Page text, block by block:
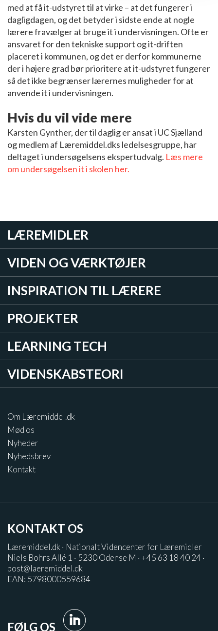
med at få it-udstyret til at virke – at det fungerer i
dagligdagen, og det betyder i sidste ende at nogle
lærere fravælger at bruge it i undervisningen. Ofte er
ansvaret for den tekniske support og it-driften
placeret i kommunen, og det er derfor kommunerne
der i højere grad bør prioritere at it-udstyret fungerer
så det ikke begrænser lærernes muligheder for at
anvende it i undervisningen.
Hvis du vil vide mere
Karsten Gynther, der til daglig er ansat i UC Sjælland
og medlem af Læremiddel.dks ledelsesgruppe, har
deltaget i undersøgelsens ekspertudvalg. Læs mere
om undersøgelsen it i skolen her.
LÆREMIDLER
VIDEN OG VÆRKTØJER
INSPIRATION TIL LÆRERE
PROJEKTER
LEARNING TECH
VIDENSKABSTEORI
Om Læremiddel.dk
Mød os
Nyheder
Nyhedsbrev
Kontakt
KONTAKT OS
Læremiddel.dk · Nationalt Videncenter for Læremidler
Niels Bohrs Allé 1 · 5230 Odense M · +45 63 18 40 24 ·
post@laeremiddel.dk
EAN: 5798000559684
FØLG OS